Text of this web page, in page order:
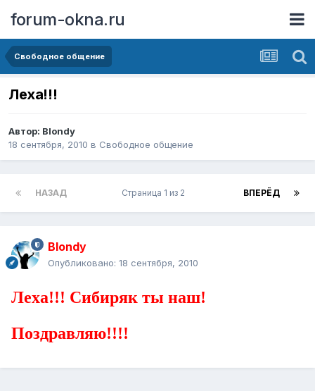
forum-okna.ru
Свободное общение
Леха!!!
Автор: Blondy
18 сентября, 2010 в Свободное общение
НАЗАД ВПЕРЁД
Страница 1 из 2
Blondy
Опубликовано: 18 сентября, 2010
Леха!!! Сибиряк ты наш!
Поздравляю!!!!